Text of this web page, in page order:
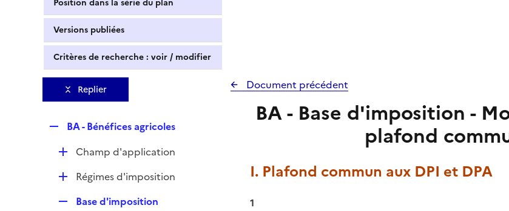
Position dans la série du plan
Versions publiées
Critères de recherche : voir / modifier
Replier
p
l
i
e
BA - Bénéfices agricoles
DChamp d'application
DRégimes d'imposition
Base d'imposition
Document précédent
BA - Base d'imposition -
plafond
I. Plafond commun aux DPI et DPA
1